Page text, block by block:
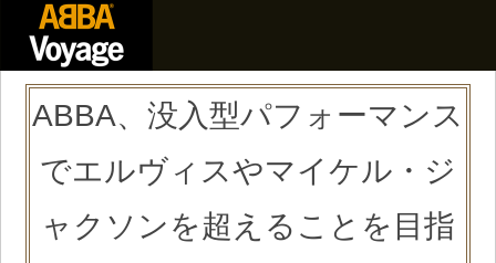
ABBA、没入型パフォーマンス
でエルヴィスやマイケル・ジ
ャクソンを超えることを目指